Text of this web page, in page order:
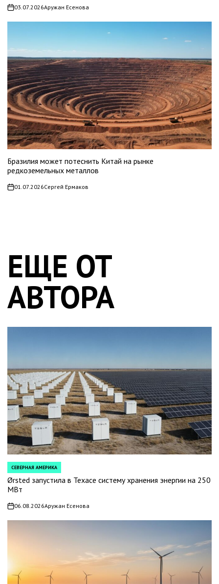
on03.07.2026Аружан Есенова
Бразилия может потеснить Китай на рынке
редкоземельных металлов
on01.07.2026Сергей Ермаков
ЕЩЕ ОТ
АВТОРА
POSTED
IN
СЕВЕРНАЯ АМЕРИКА
Ørsted запустила в Техасе систему хранения энергии на 250
МВт
on06.08.2026Аружан Есенова